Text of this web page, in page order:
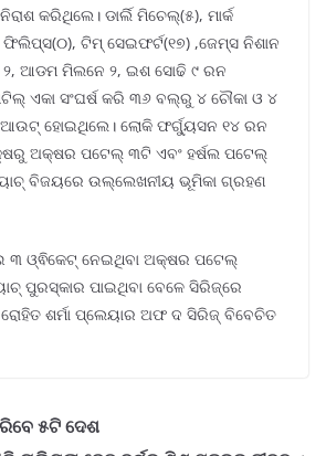
କରିଥିଲେ। ଡାର୍ଲି ମିଚେଲ୍(୫), ମାର୍କ
ଟିମ୍ ସେଇଫର୍ଟ(୧୭) ,ଜେମ୍ସ ନିଶାନ
ଆଡମ ମିଲନେ ୨, ଇଶ ସୋଢି ୯ ରନ
ଏକା ସଂଘର୍ଷ କରି ୩୬ ବଲ୍‌ରୁ ୪ ଚୌକା ଓ ୪
ଆଉଟ୍ ହୋଇଥିଲେ। ଲୋକି ଫର୍ଗ୍ୟୁସନ ୧୪ ରନ
ଅକ୍ଷର ପଟେଲ୍ ୩ଟି ଏବଂ ହର୍ଷଲ ପଟେଲ୍
ବିଜୟରେ ଉଲ୍ଲେଖନୀୟ ଭୂମିକା ଗ୍ରହଣ
୩ ଓ୍ଵିକେଟ୍ ନେଇଥିବା ଅକ୍ଷର ପଟେଲ୍
ପୁରସ୍କାର ପାଇଥିବା ବେଳେ ସିରିଜ୍‌ରେ
ଶର୍ମା ପ୍ଲେୟାର ଅଫ ଦ ସିରିଜ୍ ବିବେଚିତ
୫ଟି ଦେଶ